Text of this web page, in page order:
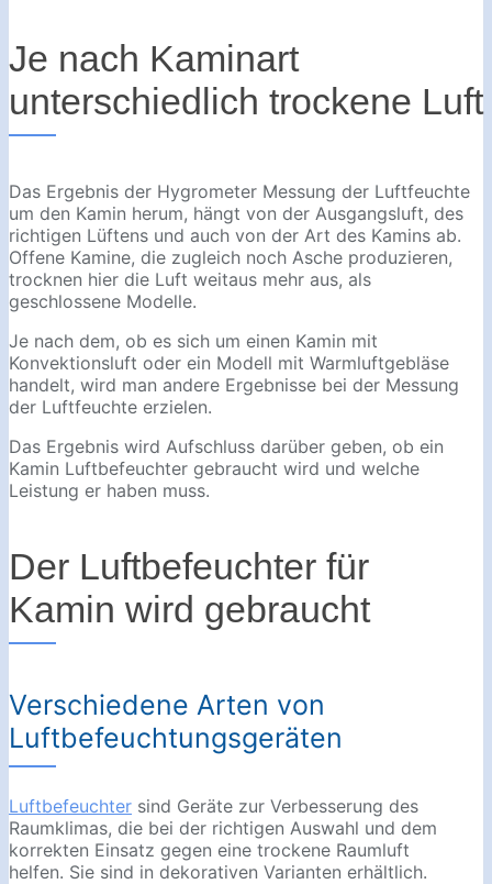
Je nach Kaminart
unterschiedlich trockene Luft
Das Ergebnis der Hygrometer Messung der Luftfeuchte
um den Kamin herum, hängt von der Ausgangsluft, des
richtigen Lüftens und auch von der Art des Kamins ab.
Offene Kamine, die zugleich noch Asche produzieren,
trocknen hier die Luft weitaus mehr aus, als
geschlossene Modelle.
Je nach dem, ob es sich um einen Kamin mit
Konvektionsluft oder ein Modell mit Warmluftgebläse
handelt, wird man andere Ergebnisse bei der Messung
der Luftfeuchte erzielen.
Das Ergebnis wird Aufschluss darüber geben, ob ein
Kamin Luftbefeuchter gebraucht wird und welche
Leistung er haben muss.
Der Luftbefeuchter für
Kamin wird gebraucht
Verschiedene Arten von
Luftbefeuchtungsgeräten
Luftbefeuchter sind Geräte zur Verbesserung des
Raumklimas, die bei der richtigen Auswahl und dem
korrekten Einsatz gegen eine trockene Raumluft
helfen. Sie sind in dekorativen Varianten erhältlich.